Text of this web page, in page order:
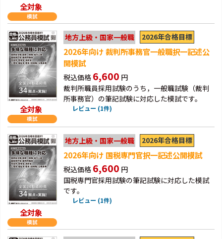
全対象
全対象
地方上級・国家一般職 2026年合格目標
2026年向け 裁判所事務官一般職択一記述公
開模試
税込価格 6,600 円
裁判所職員採用試験のうち，一般職試験（裁判
所事務官）の筆記試験に対応した模試です。
レビュー (1件)
全対象
地方上級・国家一般職 2026年合格目標
2026年向け 国税専門官択一記述公開模試
税込価格 6,600 円
国税専門官採用試験の筆記試験に対応した模試
です。
レビュー (1件)